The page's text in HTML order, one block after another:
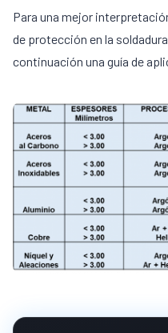
Para una mejor
de protección en la
continuación una guía de